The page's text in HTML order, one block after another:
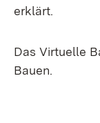
erklärt.
Das Virtuelle
Bauen.